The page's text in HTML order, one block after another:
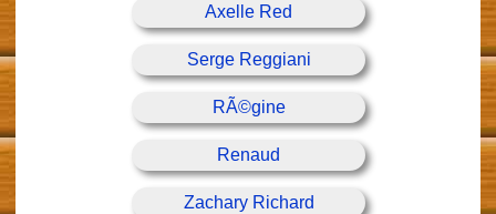
Axelle Red
Serge Reggiani
RÃ©gine
Renaud
Zachary Richard